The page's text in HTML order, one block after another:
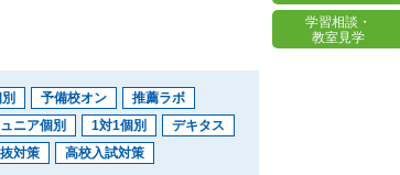
学習相談・
教室見学
予備校オン
推薦ラボ
ニア個別 1対1個別
デキタス
対策
高校入試対策